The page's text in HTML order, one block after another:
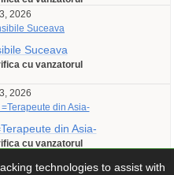
2026
Suceava
cu vanzatorul
2026
din Asia-
cu vanzatorul
technologies to assist with